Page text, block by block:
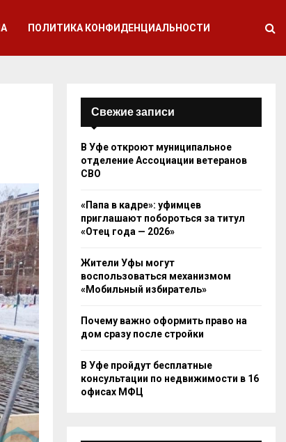
ПОЛИТИКА КОНФИДЕНЦИАЛЬНОСТИ
Свежие записи
В Уфе откроют муниципальное
отделение Ассоциации ветеранов
СВО
«Папа в кадре»: уфимцев
приглашают побороться за титул
«Отец года — 2026»
Жители Уфы могут
воспользоваться механизмом
«Мобильный избиратель»
Почему важно оформить право на
дом сразу после стройки
В Уфе пройдут бесплатные
консультации по недвижимости в 16
офисах МФЦ